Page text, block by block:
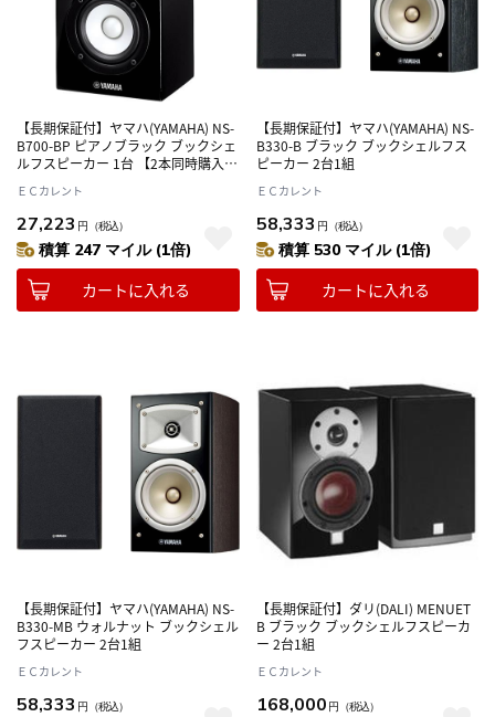
【長期保証付】ヤマハ(YAMAHA) NS-
B700-BP ピアノブラック ブックシェ
ルフスピーカー 1台 【2本同時購入を
ＥＣカレント
27,223 円 （税込）
積算 247 マイル (1倍)
カートに入れる
【長期保証付】ヤマハ(YAMAHA) NS-
B330-B ブラック ブックシェルフス
ピーカー 2台1組
ＥＣカレント
58,333 円 （税込）
積算 530 マイル (1倍)
カートに入れる
【長期保証付】ヤマハ(YAMAHA) NS-
B330-MB ウォルナット ブックシェル
フスピーカー 2台1組
ＥＣカレント
58,333 円 （税込）
【長期保証付】ダリ(DALI) MENUET
B ブラック ブックシェルフスピーカ
ー 2台1組
ＥＣカレント
168,000 円 （税込）